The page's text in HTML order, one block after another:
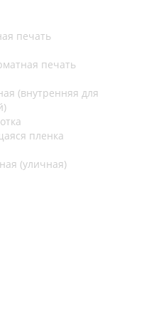
печать
печать
(внутренняя для
пленка
(уличная)